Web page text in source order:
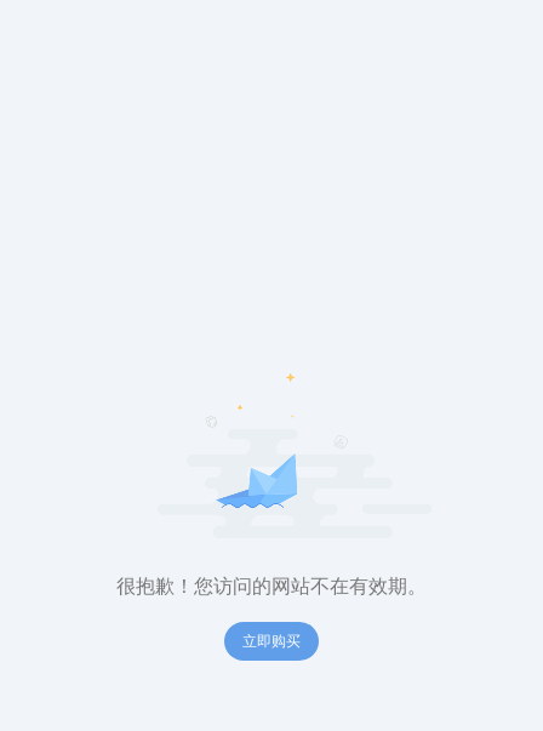
很抱歉！您访问的网站不在有效期。
立即购买